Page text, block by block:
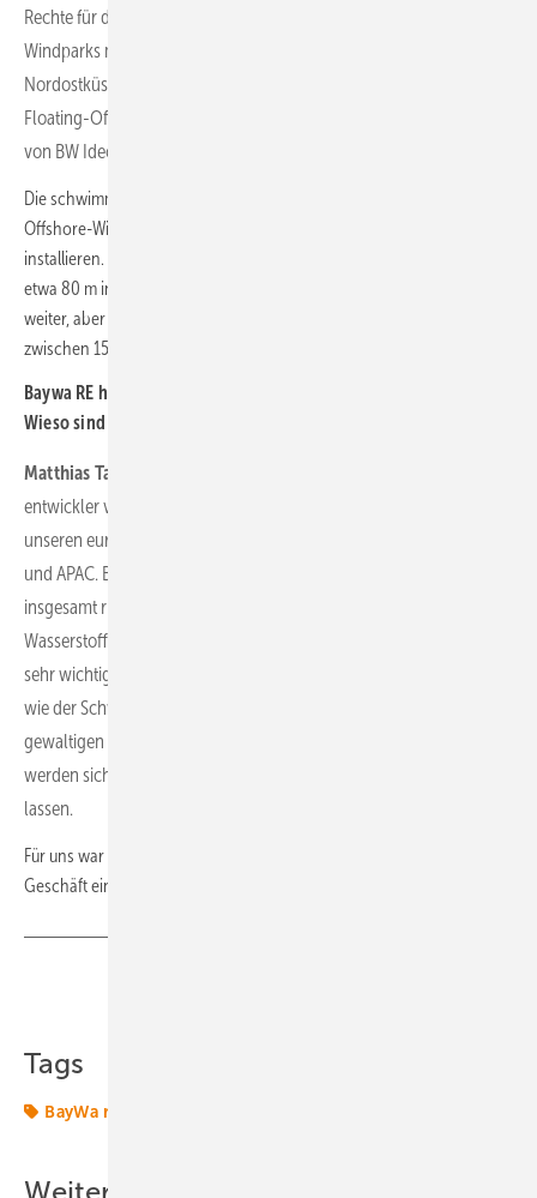
Rechte für die Entwicklung eines schwimmenden Offshore-
Windparks mit einer Leistung von ca. 1 Gigawatt (GW) vor der
Nordostküste von Schottland gesichert (Gebiet „NE8“). Bei diesem
Floating-Offshore-Projekt wird die Dam- ping-Pool-Technologie
von BW Ideol zum Einsatz kommen.
Die schwimmende Struktur ist mit allen heutigen und künftigen
Offshore-Windturbinen kompatibel und lässt sich einfach am Kai
installieren. In unserem Projekt wird diese in einer Wassertiefe von
etwa 80 m installiert. Die Anlagentechnologie entwickelt sich ständig
weiter, aber wir gehen davon aus, dass Anlagen mit einer Leistung
zwischen 15 und 20 MW eingesetzt werden.
Baywa RE hat bisher vieles gemacht, aber keine Meereswindkraft.
Wieso sind Sie jetzt ins Offshore-Geschäft eingestiegen?
Matthias Taft:
entwickler von Onshore-Wind- und Solarparks aktiv – nicht nur in
unseren europäischen Kernmärkten, sondern auch in Nordamerika
und APAC. Bis heute haben wir Projekte mit einer Leistung von
insgesamt rund fünf GW rea- lisiert. Ein Kernelement dabei ist grüner
Wasserstoff als speicherbarer Energieträger, der für die Industrie
sehr wichtig und der Schlüssel zur Dekarbonisierung von Sektoren
wie der Schwer- und Chemieindus- trie werden wird. Die
gewaltigen Mengen an grünem Strom, die wir hierfür benötigen,
werden sich nicht allein mit Onhore-Wind und PV beschaffen
lassen.
Für uns war es daher der nächste logische Schritt, ins Offshore-Wind-
Geschäft einzusteigen.
Tags
BayWa re